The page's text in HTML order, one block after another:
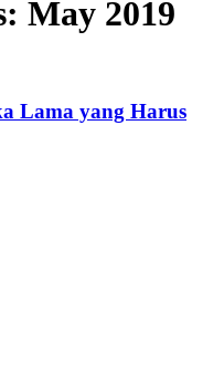
May 2019
Lama yang Harus